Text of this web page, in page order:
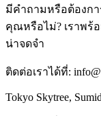
มีคำถามหรือต้องก
คุณหรือไม่? เราพ
น่าจดจำ
ติดต่อเราได้ที่:
Tokyo Skytree,